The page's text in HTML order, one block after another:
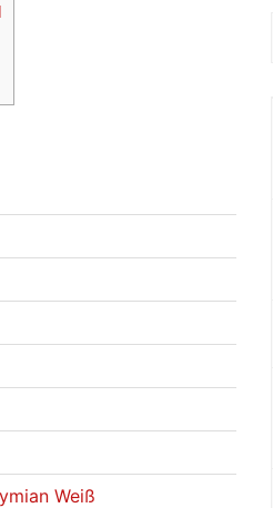
Weiß